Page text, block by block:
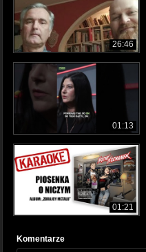
26:46
01:13
01:21
Komentarze